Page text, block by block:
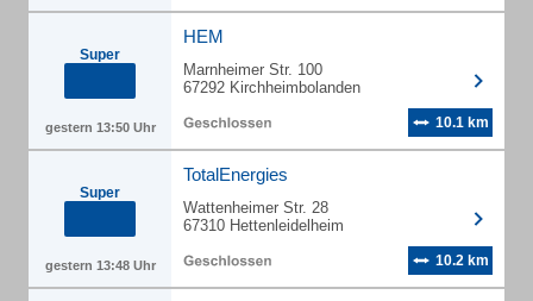
Super
gestern 13:50 Uhr
HEM
Marnheimer Str. 100
67292 Kirchheimbolanden
10.1 km
Super
gestern 13:48 Uhr
TotalEnergies
Wattenheimer Str. 28
67310 Hettenleidelheim
10.2 km